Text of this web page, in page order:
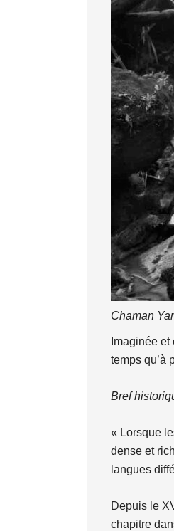
Chaman
Imaginée
temps qu’à
Bref
« Lorsque
dense et
langues
Depuis le
chapitre